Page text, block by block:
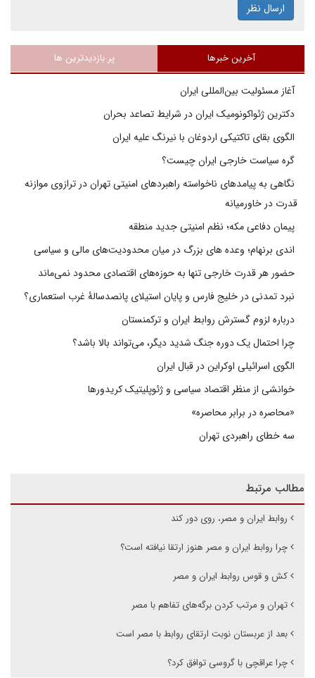
ارسال نظر
آخرین خبرها پر بازدیدترین ها
آغاز مسئولیت بین‌المللی ایران
دکترین ژئواکونومیک ایران در شرایط تصاعد بحران
الگوی بقای تاکتیکی اردوغان با نیرنگ علیه ایران
گره سیاست خارجی ایران چیست؟
نگاهی به پیامدهای ناخواسته راهبردهای امنیتی تهران در ترازوی موازنه
قدرت در خاورمیانه
پیمان دفاعی مکه؛ نظم امنیتی جدید منطقه
اندی برنهام؛ وعده های بزرگ در میان محدودیت‌های مالی و سیاسی
حضور هر قدرت خارجی تنها به حوزه‌های اقتصادی محدود نمی‌ماند
نبرد تمدنی در خلیج فارس و پایان استیلای پانصدسالۀ غرب استعماری؟
درباره لزوم گسترش روابط ایران و ترکمنستان
چرا احتمال یک دوره جنگ شدید دیگر، می‌تواند بالا باشد؟
الگوی اسرائیلی اوکراین در قبال ایران
خوانشی از منظر اقتصاد سیاسی و ژئوپلیتیک کریدورها
«محاصره در برابر محاصره»
سه خطای راهبردی تهران
مطالب مرتبط
روابط ایران و مصر، روی دور کند
چرا روابط ایران و مصر هنوز ارتقا نیافته است؟
کش و قوس روابط ایران و مصر
تهران و مرتب کردن برگه‌های تفاهم با مصر
بعد از عربستان نوبت ارتقای روابط با مصر است
چرا عراقچی با گروسی توافق کرد؟